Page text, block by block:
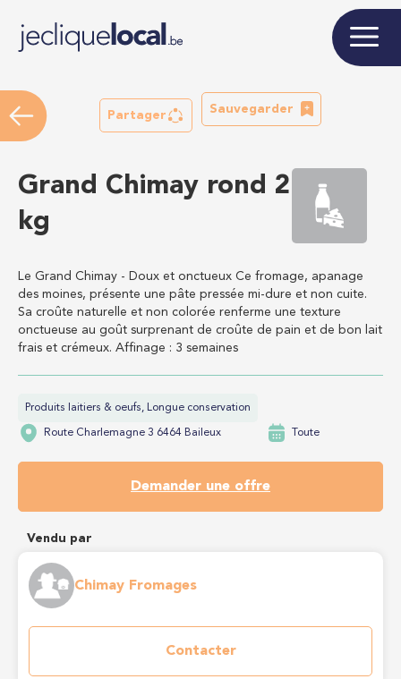
Partager
Sauvegarder
Grand Chimay rond 2
kg
Le Grand Chimay - Doux et onctueux Ce fromage, apanage
des moines, présente une pâte pressée mi-dure et non cuite.
Sa croûte naturelle et non colorée renferme une texture
onctueuse au goût surprenant de croûte de pain et de bon lait
frais et crémeux. Affinage : 3 semaines
Produits laitiers & oeufs, Longue conservation
Route Charlemagne 3 6464 Baileux Toute
Demander une offre
Vendu par
Chimay Fromages
Contacter